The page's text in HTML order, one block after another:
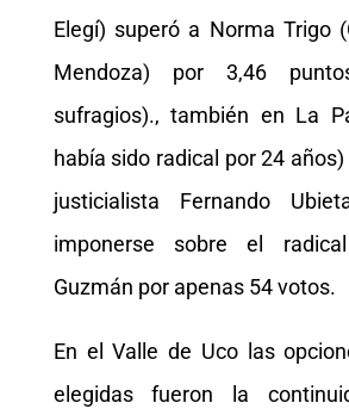
Elegí) superó a Norma Trigo
Mendoza) por 3,46
sufragios)., también en La
había sido radical por 24 años)
justicialista Fernando
imponerse sobre el
Guzmán por apenas 54 votos.
En el Valle de Uco las
elegidas fueron la